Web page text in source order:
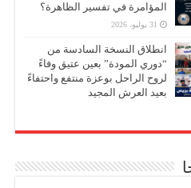
المؤامرة في تفسير الظاهرة؟
31 يوليو، 2026
انطلاق النسخة السادسة من
“دوري المودة” بعين عتيق وفاءً
لروح الراحل بوعزة منتفع واحتفاءً
بعيد العرش المجيد